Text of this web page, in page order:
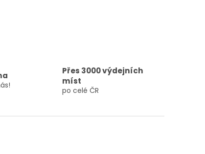
Přes 3000 výdejních
míst
po celé ČR